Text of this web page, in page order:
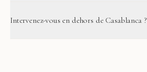
Intervenez-vous en dehors de Casablanca ?